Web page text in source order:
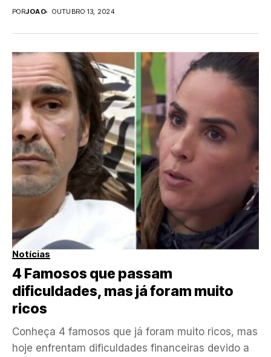
Rocha. Ele,...
PORJOAO OUTUBRO 13, 2024
Notícias
4 Famosos que passam
dificuldades, mas já foram muito
ricos
Conheça 4 famosos que já foram muito ricos, mas
hoje enfrentam dificuldades financeiras devido a